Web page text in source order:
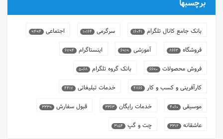
برچسبها
بانک جامع کانال تلگرام 16041 سرگرمی 10164 اجتماعی 9494
فروشگاه 8662 آموزشی 6919 اینستاگرام 6794
فروش محصولات 6690 بانک گروه تلگرام 5068
کارآفرینی و کسب و کار 4866 خدمات تبلیغاتی 4417
موسیقی 4060 خدمات رایگان 3363 قبول سفارش 3339
عاشقانه 3312 چت و گپ 3154